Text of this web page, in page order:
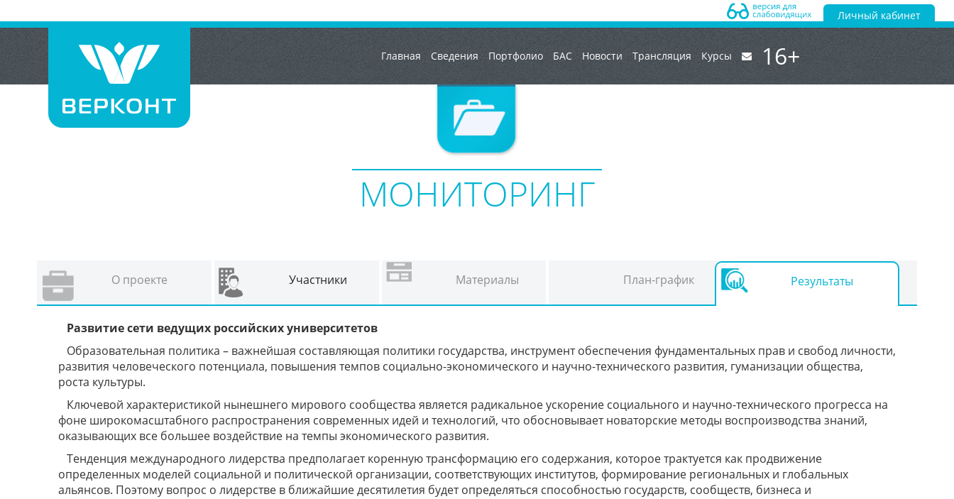
Личный кабинет
Главная Сведения Портфолио БАС Новости Трансляция Курсы 16+
МОНИТОРИНГ
О проекте Участники Материалы План-график Результаты
Развитие сети ведущих российских университетов
Образовательная политика – важнейшая составляющая политики государства, инструмент обеспечения фундаментальных прав и свобод личности,
развития человеческого потенциала, повышения темпов социально-экономического и научно-технического развития, гуманизации общества,
роста культуры.
Ключевой характеристикой нынешнего мирового сообщества является радикальное ускорение социального и научно-технического прогресса на
фоне широкомасштабного распространения современных идей и технологий, что обосновывает новаторские методы воспроизводства знаний,
оказывающих все большее воздействие на темпы экономического развития.
Тенденция международного лидерства предполагает коренную трансформацию его содержания, которое трактуется как продвижение
определенных моделей социальной и политической организации, соответствующих институтов, формирование региональных и глобальных
альянсов. Поэтому вопрос о лидерстве в ближайшие десятилетия будет определяться способностью государств, сообществ, бизнеса и